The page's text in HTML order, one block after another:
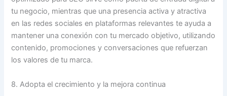
tu negocio, mientras que una presencia activa y atractiva
en las redes sociales en plataformas relevantes te ayuda a
mantener una conexión con tu mercado objetivo, utilizando
contenido, promociones y conversaciones que refuerzan
los valores de tu marca.
8. Adopta el crecimiento y la mejora continua